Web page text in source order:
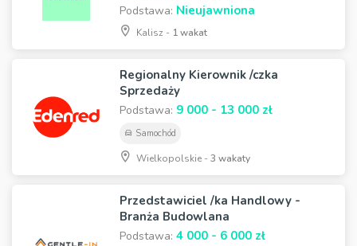
Podstawa: Nieujawniona
Kalisz - 1 wakat
Regionalny Kierownik /czka
Sprzedaży
Podstawa: 9 000 - 13 000 zł
Samochód
Wielkopolskie -3 wakaty
Przedstawiciel /ka Handlowy -
Branża Budowlana
Podstawa: 4 000 - 6 000 zł